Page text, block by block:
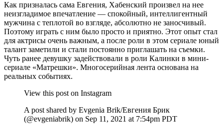
Как призналась сама Евгения, Хабенский произвел на нее
неизгладимое впечатление — спокойный, интеллигентный
мужчина с теплотой во взгляде, абсолютно не заносчивый.
Поэтому играть с ним было просто и приятно. Этот опыт стал
для актрисы очень важным, а после роли в этом сериале юный
талант заметили и стали постоянно приглашать на съемки.
Чуть ранее девушку задействовали в роли Калинки в мини-
сериале «Матрешки». Многосерийная лента основана на
реальных событиях.
View this post on Instagram
A post shared by Evgenia Brik/Евгения Брик
(@evgeniabrik) on Sep 11, 2021 at 7:54pm PDT